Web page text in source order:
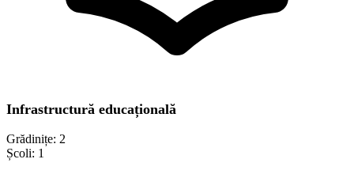
Infrastructură educațională
Grădinițe: 2
Școli: 1